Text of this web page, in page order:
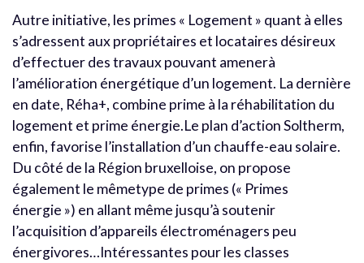
Autre initiative, les primes « Logement » quant à elles
s’adressent aux propriétaires et locataires désireux
d’effectuer des travaux pouvant amenerà
l’amélioration énergétique d’un logement. La dernière
en date, Réha+, combine prime à la réhabilitation du
logement et prime énergie.Le plan d’action Soltherm,
enfin, favorise l’installation d’un chauffe-eau solaire.
Du côté de la Région bruxelloise, on propose
également le mêmetype de primes (« Primes
énergie ») en allant même jusqu’à soutenir
l’acquisition d’appareils électroménagers peu
énergivores…Intéressantes pour les classes